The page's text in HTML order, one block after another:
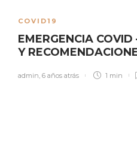
COVID19
EMERGENCIA COVID
Y
admin, 6 años atrás 1 min